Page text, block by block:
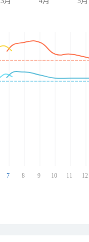
7 8 9 10 11 12